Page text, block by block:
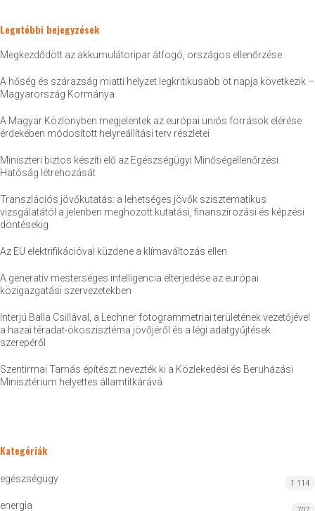
Legutóbbi bejegyzések
Megkezdődött az akkumulátoripar átfogó, országos ellenőrzése
A hőség és szárazság miatti helyzet legkritikusabb öt napja következik –
Magyarország Kormánya
A Magyar Közlönyben megjelentek az európai uniós források elérése
érdekében módosított helyreállítási terv részletei
Miniszteri biztos készíti elő az Egészségügyi Minőségellenőrzési
Hatóság létrehozását
Transzlációs jövőkutatás: a lehetséges jövők szisztematikus
vizsgálatától a jelenben meghozott kutatási, finanszírozási és képzési
döntésekig
Az EU elektrifikációval küzdene a klímaváltozás ellen
A generatív mesterséges intelligencia elterjedése az európai
közigazgatási szervezetekben
Interjú Balla Csillával, a Lechner fotogrammetriai területének vezetőjével
a hazai téradat-ökoszisztéma jövőjéről és a légi adatgyűjtések
szerepéről
Szentirmai Tamás építészt nevezték ki a Közlekedési és Beruházási
Minisztérium helyettes államtitkárává
Kategóriák
egészségügy 1 114
energia